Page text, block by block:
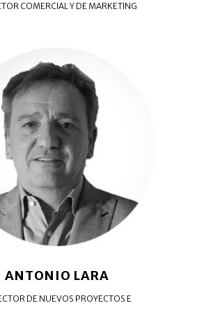
COMERCIAL Y DE MARKETING
ANTONIO LARA
DE NUEVOS PROYECTOS E